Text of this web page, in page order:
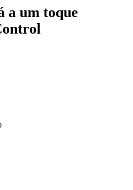
a um toque